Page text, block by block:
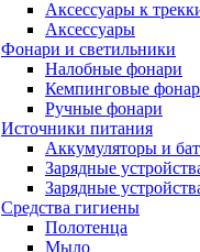
Аксессуары к
Аксессуары
Фонари и светильники
Налобные фонари
Кемпинговые
Ручные фонари
Источники питания
Аккумуляторы и
Зарядные
Зарядные
Средства гигиены
Полотенца
Мыло